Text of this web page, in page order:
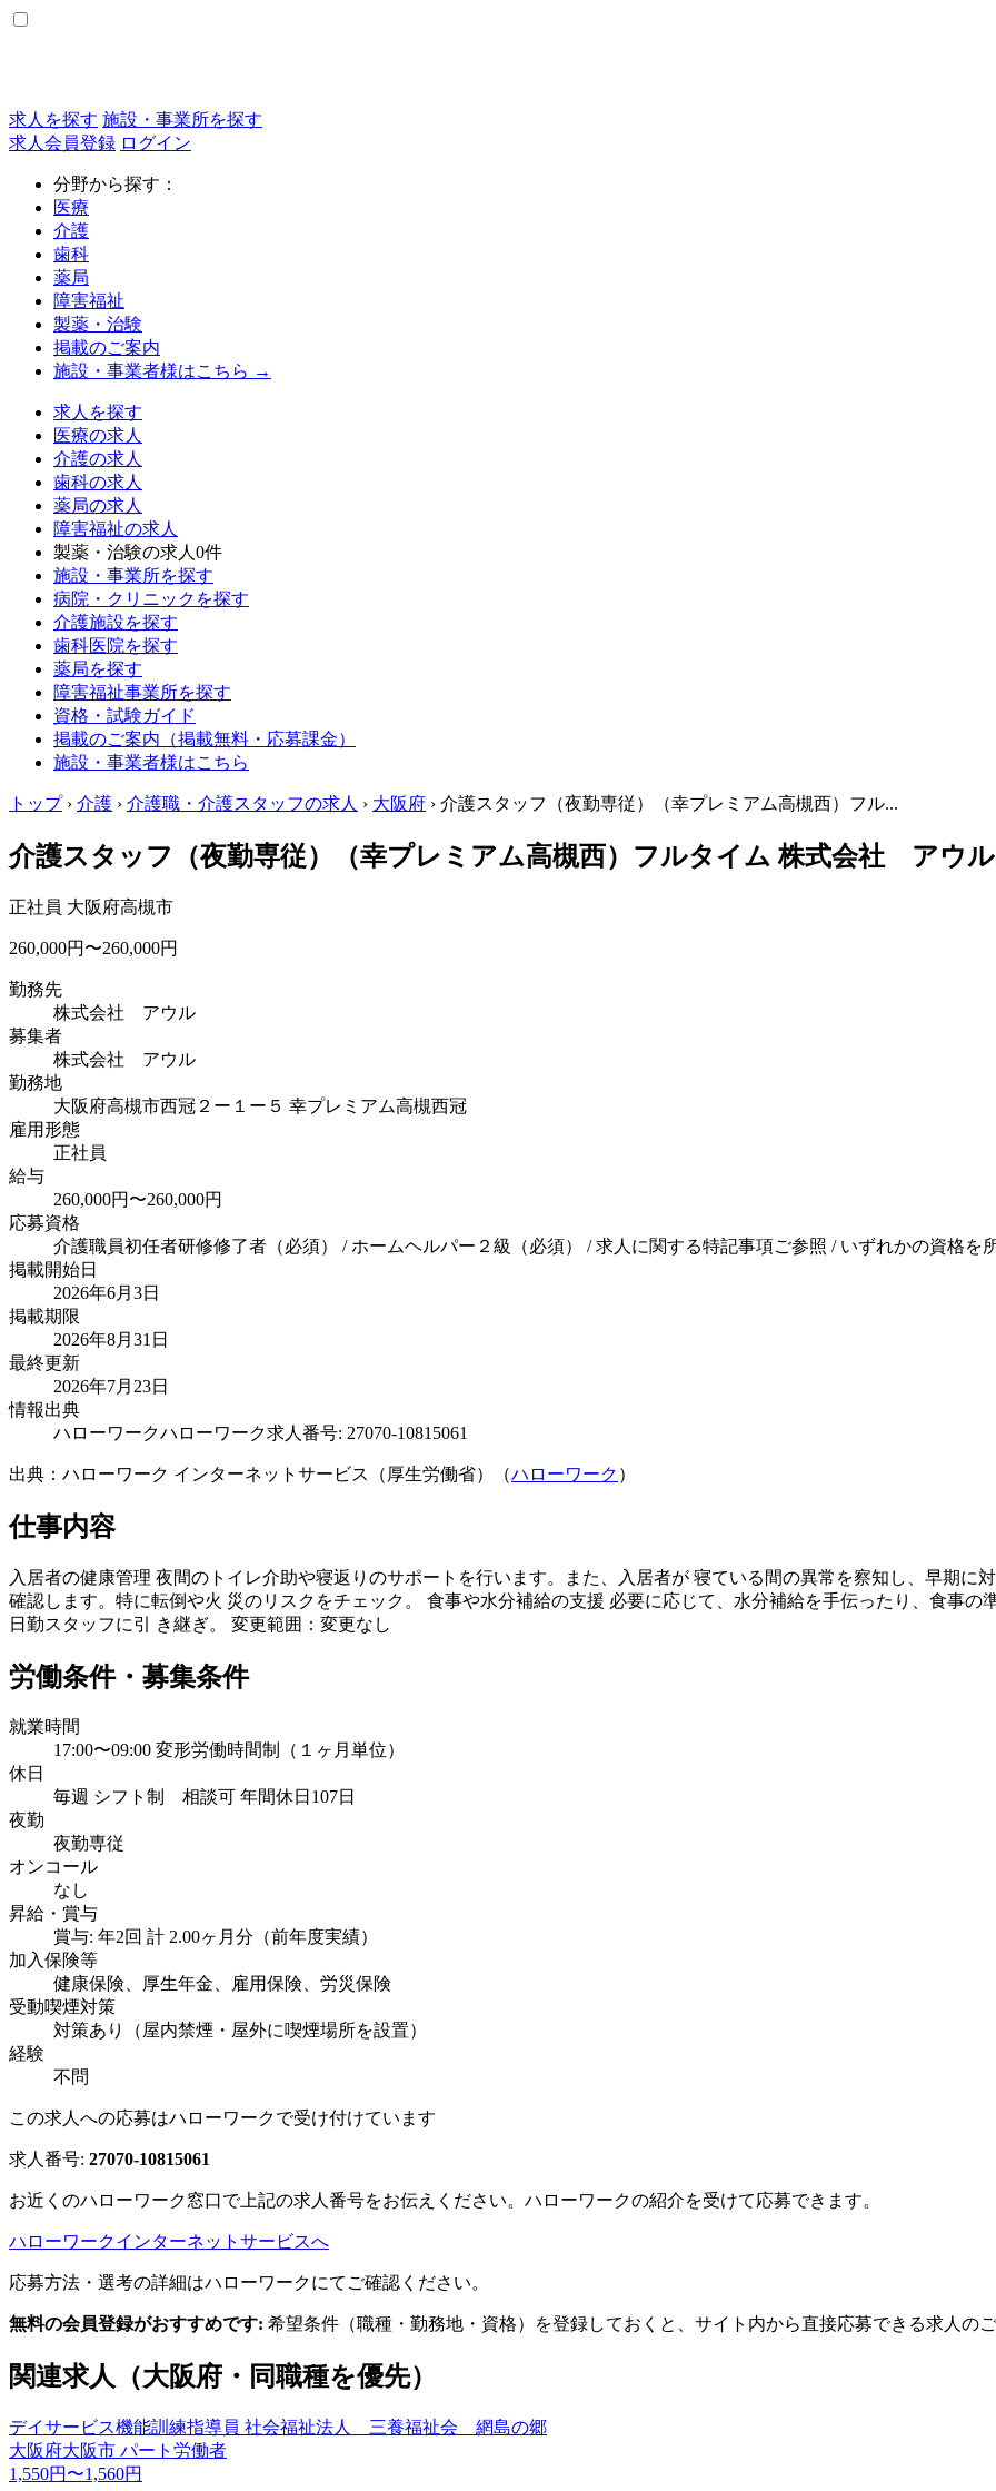
求人を探す 施設・事業所を探す
求人会員登録 ログイン
分野から探す：
医療
介護
歯科
薬局
障害福祉
製薬・治験
掲載のご案内
施設・事業者様はこちら →
求人を探す
医療の求人
介護の求人
歯科の求人
薬局の求人
障害福祉の求人
製薬・治験の求人 0件
施設・事業所を探す
病院・クリニックを探す
介護施設を探す
歯科医院を探す
薬局を探す
障害福祉事業所を探す
資格・試験ガイド
掲載のご案内（掲載無料・応募課金）
施設・事業者様はこちら
トップ › 介護 › 介護職・介護スタッフの求人 › 大阪府 › 介護スタッフ（夜勤専従）（幸プレミアム高槻西）フル...
介護スタッフ（夜勤専従）（幸プレミアム高槻西）フルタイム 株式会社 アウル
正社員 大阪府高槻市
260,000円〜260,000円
勤務先
株式会社 アウル
募集者
株式会社 アウル
勤務地
大阪府高槻市西冠２ー１ー５ 幸プレミアム高槻西冠
雇用形態
正社員
給与
260,000円〜260,000円
応募資格
介護職員初任者研修修了者（必須） / ホームヘルパー２級（必須） / 求人に関する特記事項ご参照 / いずれかの資格を
掲載開始日
2026年6月3日
掲載期限
2026年8月31日
最終更新
2026年7月23日
情報出典
ハローワークハローワーク求人番号: 27070-10815061
出典：ハローワーク インターネットサービス（厚生労働省）（ハローワーク ）
仕事内容
入居者の健康管理 夜間のトイレ介助や寝返りのサポートを行います。また、入居者が 寝ている間の異常を察知し、早期に
確認します。特に転倒や火 災のリスクをチェック。 食事や水分補給の支援 必要に応じて、水分補給を手伝ったり、食事
日勤スタッフに引 き継ぎ。 変更範囲：変更なし
労働条件・募集条件
就業時間
17:00〜09:00 変形労働時間制（１ヶ月単位）
休日
毎週 シフト制 相談可 年間休日107日
夜勤
夜勤専従
オンコール
なし
昇給・賞与
賞与: 年2回 計 2.00ヶ月分（前年度実績）
加入保険等
健康保険、厚生年金、雇用保険、労災保険
受動喫煙対策
対策あり（屋内禁煙・屋外に喫煙場所を設置）
経験
不問
この求人への応募はハローワークで受け付けています
求人番号: 27070-10815061
お近くのハローワーク窓口で上記の求人番号をお伝えください。ハローワークの紹介を受けて応募できます。
ハローワークインターネットサービスへ
応募方法・選考の詳細はハローワークにてご確認ください。
無料の会員登録がおすすめです: 希望条件（職種・勤務地・資格）を登録しておくと、サイト内から直接応募できる求人の
関連求人（大阪府・同職種を優先）
デイサービス機能訓練指導員 社会福祉法人 三養福祉会 網島の郷
大阪府大阪市 パート労働者
1,550円〜1,560円